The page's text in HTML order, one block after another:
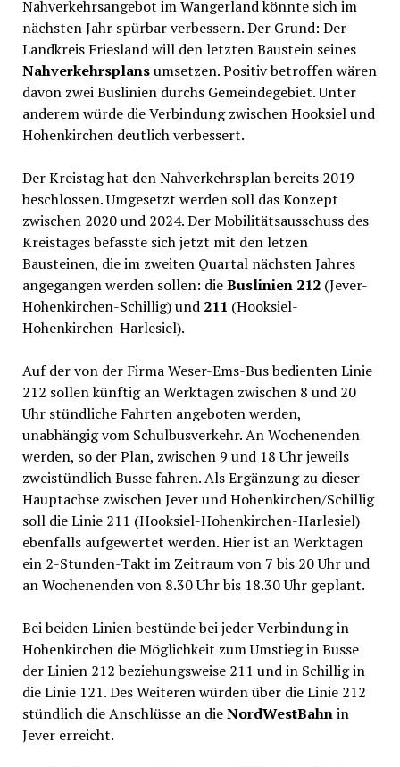
Nahverkehrsangebot im Wangerland könnte sich im
nächsten Jahr spürbar verbessern. Der Grund: Der
Landkreis Friesland will den letzten Baustein seines
Nahverkehrsplansumsetzen. Positiv betroffen wären
davon zwei Buslinien durchs Gemeindegebiet. Unter
anderem würde die Verbindung zwischen Hooksiel und
Hohenkirchen deutlich verbessert.
Der Kreistag hat den Nahverkehrsplan bereits 2019
beschlossen. Umgesetzt werden soll das Konzept
zwischen 2020 und 2024. Der Mobilitätsausschuss des
Kreistages befasste sich jetzt mit den letzen
Bausteinen, die im zweiten Quartal nächsten Jahres
angegangen werden sollen: dieBuslinien 212(Jever-
Hohenkirchen-Schillig) und 211 (Hooksiel-
Hohenkirchen-Harlesiel).
Auf der von der Firma Weser-Ems-Bus bedienten Linie
212 sollen künftig an Werktagen zwischen 8 und 20
Uhr stündliche Fahrten angeboten werden,
unabhängig vom Schulbusverkehr. An Wochenenden
werden, so der Plan, zwischen 9 und 18 Uhr jeweils
zweistündlich Busse fahren. Als Ergänzung zu dieser
Hauptachse zwischen Jever und Hohenkirchen/Schillig
soll die Linie 211 (Hooksiel-Hohenkirchen-Harlesiel)
ebenfalls aufgewertet werden. Hier ist an Werktagen
ein 2-Stunden-Takt im Zeitraum von 7 bis 20 Uhr und
an Wochenenden von 8.30 Uhr bis 18.30 Uhr geplant.
Bei beiden Linien bestünde bei jeder Verbindung in
Hohenkirchen die Möglichkeit zum Umstieg in Busse
der Linien 212 beziehungsweise 211 und in Schillig in
die Linie 121. Des Weiteren würden über die Linie 212
stündlich die Anschlüsse an dieNordWestBahnin
Jever erreicht.